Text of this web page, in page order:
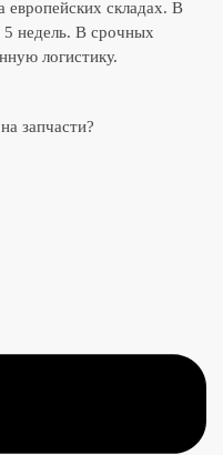
европейских складах. В
5 недель. В срочных
логистику.
запчасти?